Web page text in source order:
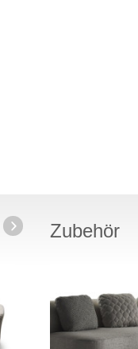
JEREMIE-EVO
Zubehör